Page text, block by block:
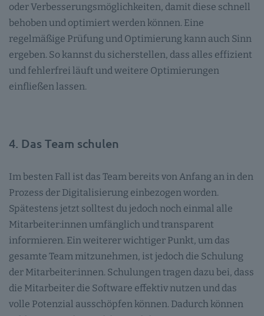
oder Verbesserungsmöglichkeiten, damit diese schnell
behoben und optimiert werden können. Eine
regelmäßige Prüfung und Optimierung kann auch Sinn
ergeben. So kannst du sicherstellen, dass alles effizient
und fehlerfrei läuft und weitere Optimierungen
einfließen lassen.
4. Das Team schulen
Im besten Fall ist das Team bereits von Anfang an in den
Prozess der Digitalisierung einbezogen worden.
Spätestens jetzt solltest du jedoch noch einmal alle
Mitarbeiter:innen umfänglich und transparent
informieren. Ein weiterer wichtiger Punkt, um das
gesamte Team mitzunehmen, ist jedoch die Schulung
der Mitarbeiter:innen. Schulungen tragen dazu bei, dass
die Mitarbeiter die Software effektiv nutzen und das
volle Potenzial ausschöpfen können. Dadurch können